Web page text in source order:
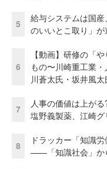
5
給与システムは国
のいいとこ取り」
6
【動画】研修の「
もの〜川崎重工業
川蒼太氏・坂井風太
7
人事の価値は上が
塩野義製薬、江崎グ
8
ドラッカー「知識
——「知識社会」か